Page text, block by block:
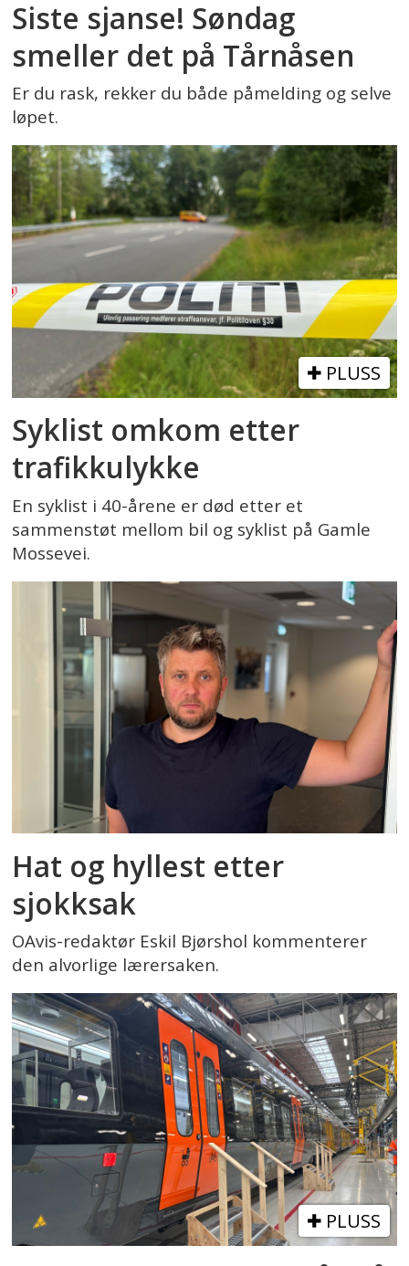
Siste sjanse! Søndag
smeller det på Tårnåsen
Er du rask, rekker du både påmelding og selve
løpet.
PLUSS
Syklist omkom etter
trafikkulykke
En syklist i 40-årene er død etter et
sammenstøt mellom bil og syklist på Gamle
Mossevei.
Hat og hyllest etter
sjokksak
OAvis-redaktør Eskil Bjørshol kommenterer
den alvorlige lærersaken.
PLUSS